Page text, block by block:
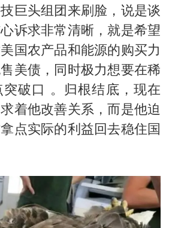
巨头组团来刷脸，说是谈
诉求非常清晰，就是希望
国农产品和能源的购买力
美债，同时极力想要在稀
破口 。归根结底，现在
着他改善关系，而是他迫
点实际的利益回去稳住国